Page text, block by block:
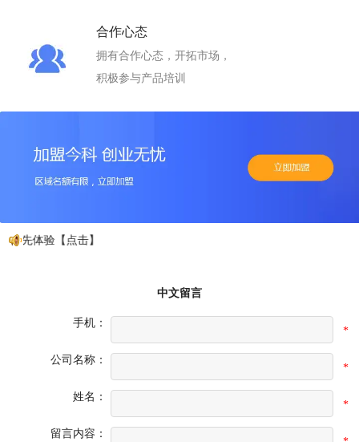
合作心态
拥有合作心态，开拓市场，
积极参与产品培训
先体验【点击】
中文留言
手机：
*
公司名称：
*
姓名：
*
留言内容：